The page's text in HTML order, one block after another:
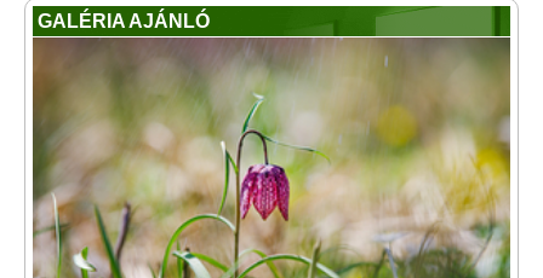
GALÉRIA AJÁNLÓ